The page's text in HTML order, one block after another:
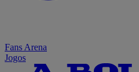
Fans Arena
Jogos